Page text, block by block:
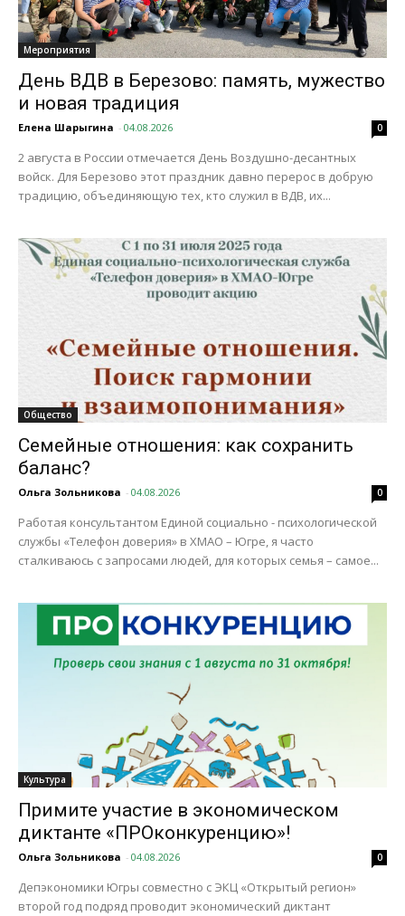
Мероприятия
День ВДВ в Березово: память, мужество
и новая традиция
Елена Шарыгина - 04.08.2026 0
2 августа в России отмечается День Воздушно-десантных
войск. Для Березово этот праздник давно перерос в добрую
традицию, объединяющую тех, кто служил в ВДВ, их...
Общество
Семейные отношения: как сохранить
баланс?
Ольга Зольникова - 04.08.2026 0
Работая консультантом Единой социально - психологической
службы «Телефон доверия» в ХМАО – Югре, я часто
сталкиваюсь с запросами людей, для которых семья – самое...
Культура
Примите участие в экономическом
диктанте «ПРОконкуренцию»!
Ольга Зольникова - 04.08.2026 0
Депэкономики Югры совместно с ЭКЦ «Открытый регион»
второй год подряд проводит экономический диктант